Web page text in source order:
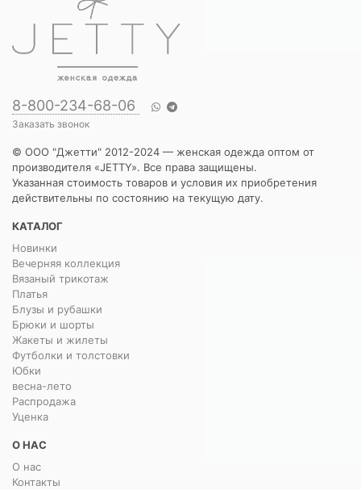
8-800-234-68-06
Заказать звонок
© ООО "Джетти" 2012-2024 — женская одежда оптом от
производителя «JETTY». Все права защищены.
Указанная стоимость товаров и условия их приобретения
действительны по состоянию на текущую дату.
КАТАЛОГ
Новинки
Вечерняя коллекция
Вязаный трикотаж
Платья
Блузы и рубашки
Брюки и шорты
Жакеты и жилеты
Футболки и толстовки
Юбки
весна-лето
Распродажа
Уценка
О НАС
О нас
Контакты